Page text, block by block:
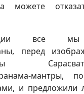
можете
все мы
перед
мантры,
и предложили